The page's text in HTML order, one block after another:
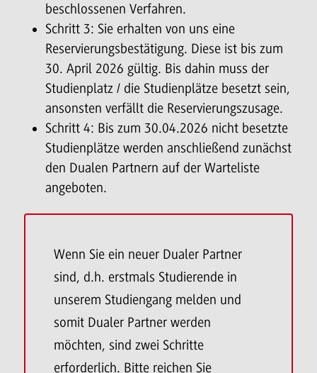
beschlossenen Verfahren.
Schritt 3: Sie erhalten von uns eine
Reservierungsbestätigung. Diese ist bis zum
30. April 2026 gültig. Bis dahin muss der
Studienplatz / die Studienplätze besetzt sein,
ansonsten verfällt die Reservierungszusage.
Schritt 4: Bis zum 30.04.2026 nicht besetzte
Studienplätze werden anschließend zunächst
den Dualen Partnern auf der Warteliste
angeboten.
Wenn Sie ein neuer Dualer Partner
sind, d.h. erstmals Studierende in
unserem Studiengang melden und
somit Dualer Partner werden
möchten, sind zwei Schritte
erforderlich. Bitte reichen Sie